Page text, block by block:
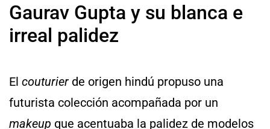
Gaurav Gupta y su blanca e
irreal palidez
El couturier de origen hindú propuso una
futurista colección acompañada por un
makeup que acentuaba la palidez de modelos